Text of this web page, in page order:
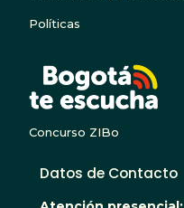
Políticas
Concurso ZIBo
Datos de Contacto